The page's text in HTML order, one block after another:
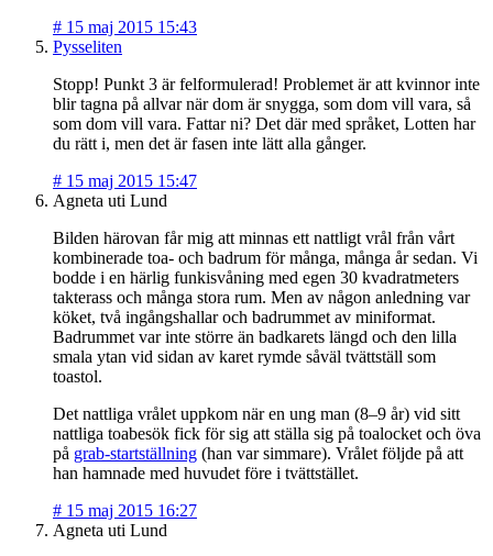
# 15 maj 2015 15:43
Pysseliten
Stopp! Punkt 3 är felformulerad! Problemet är att kvinnor inte
blir tagna på allvar när dom är snygga, som dom vill vara, så
som dom vill vara. Fattar ni? Det där med språket, Lotten har
du rätt i, men det är fasen inte lätt alla gånger.
# 15 maj 2015 15:47
Agneta uti Lund
Bilden härovan får mig att minnas ett nattligt vrål från vårt
kombinerade toa- och badrum för många, många år sedan. Vi
bodde i en härlig funkisvåning med egen 30 kvadratmeters
takterass och många stora rum. Men av någon anledning var
köket, två ingångshallar och badrummet av miniformat.
Badrummet var inte större än badkarets längd och den lilla
smala ytan vid sidan av karet rymde såväl tvättställ som
toastol.
Det nattliga vrålet uppkom när en ung man (8–9 år) vid sitt
nattliga toabesök fick för sig att ställa sig på toalocket och öva
på grab-startställning (han var simmare). Vrålet följde på att
han hamnade med huvudet före i tvättstället.
# 15 maj 2015 16:27
Agneta uti Lund